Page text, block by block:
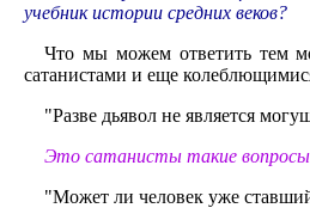
учебник истории средних веков?
Что мы можем ответить тем
сатанистами и еще
"Разве дьявол не является
Это сатанисты такие
"Может ли человек уже